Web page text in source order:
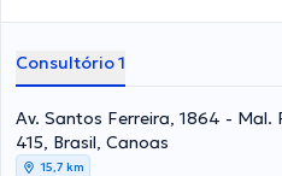
Consultório 1
Av. Santos Ferreira, 1864 - Mal.
415, Brasil, Canoas
15,7 km